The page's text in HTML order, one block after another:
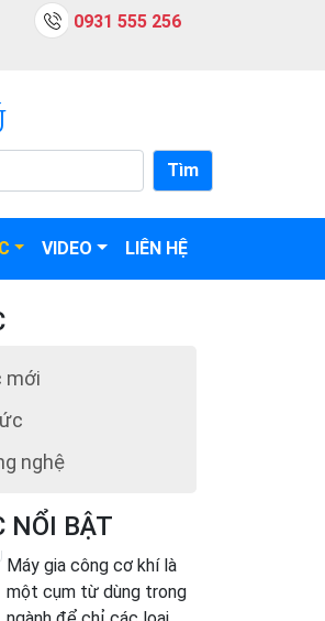
0931 555 256
Tìm
VIDEO LIÊN HỆ
mới
nghệ
NỔI BẬT
công cơ khí được sử
dụng phổ biến hiện nay
Máy gia công cơ khí là
một cụm từ dùng trong
ngành để chỉ các loại